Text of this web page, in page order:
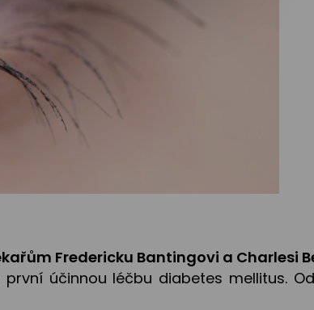
Fredericku Bantingovi a Charlesi
účinnou léčbu diabetes mellitus.